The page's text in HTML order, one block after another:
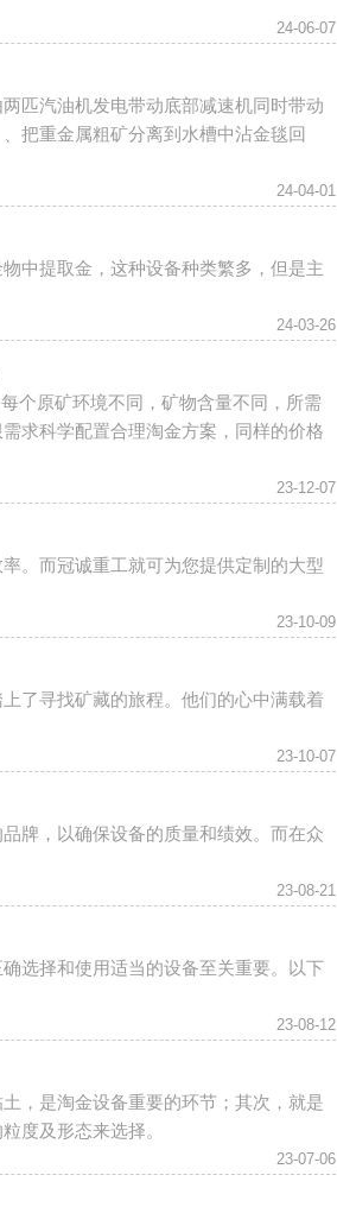
24-06-07
匹汽油机发电带动底部减速机同时带动
把重金属粗矿分离到水槽中沾金毯回
24-04-01
中提取金，这种设备种类繁多，但是主
24-03-26
个原矿环境不同，矿物含量不同，所需
求科学配置合理淘金方案，同样的价格
23-12-07
。而冠诚重工就可为您提供定制的大型
23-10-09
了寻找矿藏的旅程。他们的心中满载着
23-10-07
牌，以确保设备的质量和绩效。而在众
23-08-21
选择和使用适当的设备至关重要。以下
23-08-12
，是淘金设备重要的环节；其次，就是
度及形态来选择。
23-07-06